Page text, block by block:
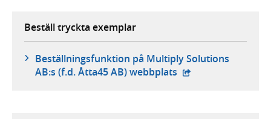
Beställ tryckta exemplar
Beställningsfunktion på Multiply Solutions
AB:s (f.d. Åtta45 AB) webbplats - extern webbplats,